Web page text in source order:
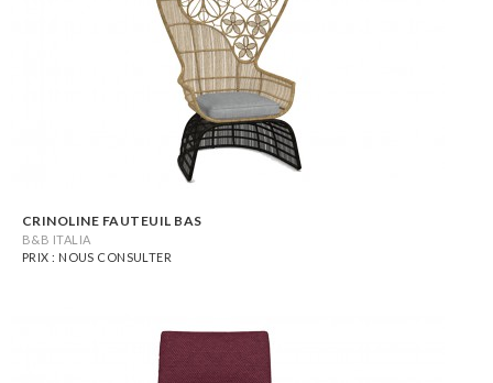
CRINOLINE FAUTEUIL BAS
B&B ITALIA
PRIX : NOUS CONSULTER